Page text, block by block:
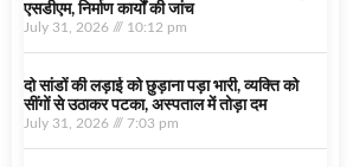
एसडीएम, निर्माण कार्यों की जांच
July 31, 2026 10:12 pm
दो सांडों की लड़ाई को छुड़ाना पड़ा भारी, व्यक्ति को
सींगों से उठाकर पटका, अस्पताल में तोड़ा दम
July 31, 2026 7:03 pm